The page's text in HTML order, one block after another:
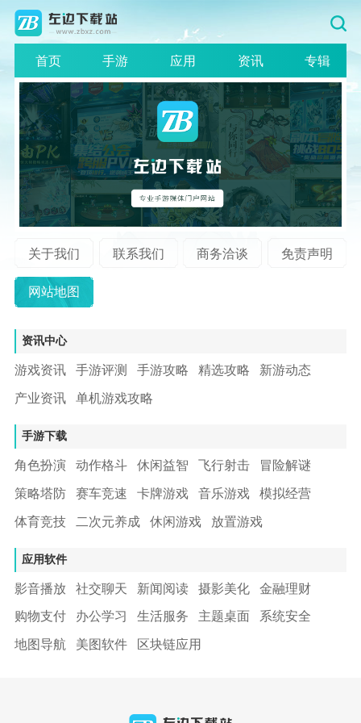
首页 手游 应用 资讯 专辑
关于我们 联系我们 商务洽谈 免责声明
网站地图
资讯中心
游戏资讯 手游评测 手游攻略 精选攻略 新游动态
产业资讯 单机游戏攻略
手游下载
角色扮演 动作格斗 休闲益智 飞行射击 冒险解谜
策略塔防 赛车竞速 卡牌游戏 音乐游戏 模拟经营
体育竞技 二次元养成 休闲游戏 放置游戏
应用软件
影音播放 社交聊天 新闻阅读 摄影美化 金融理财
购物支付 办公学习 生活服务 主题桌面 系统安全
地图导航 美图软件 区块链应用